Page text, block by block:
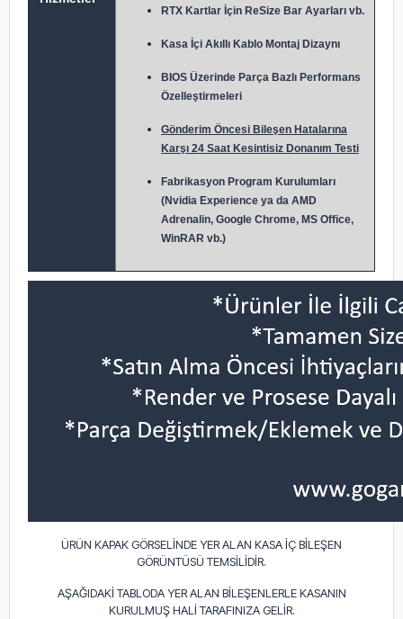
RTX Kartlar İçin ReSize Bar Ayarları vb.
Kasa İçi Akıllı Kablo Montaj Dizaynı
BIOS Üzerinde Parça Bazlı Performans
Özelleştirmeleri
Gönderim Öncesi Bileşen Hatalarına
Karşı 24 Saat Kesintisiz Donanım Testi
Fabrikasyon Program Kurulumları
(Nvidia Experience ya da AMD
Adrenalin, Google Chrome, MS Office,
WinRAR vb.)
ÜRÜN KAPAK GÖRSELİNDE YER ALAN KASA İÇ BİLEŞEN
GÖRÜNTÜSÜ TEMSİLİDİR.
AŞAĞIDAKİ TABLODA YER ALAN BİLEŞENLERLE KASANIN
KURULMUŞ HALİ TARAFINIZA GELİR.